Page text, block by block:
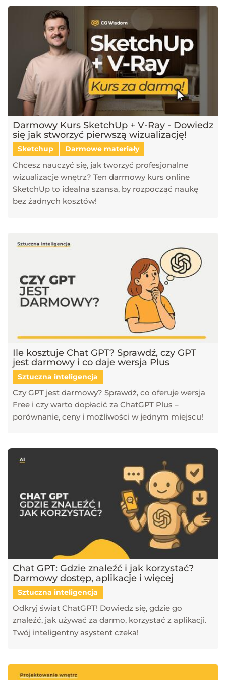
Darmowy Kurs SketchUp + V-Ray - Dowiedz
się jak stworzyć pierwszą wizualizację!
Sketchup Darmowe materiały
Chcesz nauczyć się, jak tworzyć profesjonalne
wizualizacje wnętrz? Ten darmowy kurs online
SketchUp to idealna szansa, by rozpocząć naukę
bez żadnych kosztów!
Ile kosztuje Chat GPT? Sprawdź, czy GPT
jest darmowy i co daje wersja Plus
Sztuczna inteligencja
Czy GPT jest darmowy? Sprawdź, co oferuje wersja
Free i czy warto dopłacić za ChatGPT Plus –
porównanie, ceny i możliwości w jednym miejscu!
Chat GPT: Gdzie znaleźć i jak korzystać?
Darmowy dostęp, aplikacje i więcej
Sztuczna inteligencja
Odkryj świat ChatGPT! Dowiedz się, gdzie go
znaleźć, jak używać za darmo, korzystać z aplikacji.
Twój inteligentny asystent czeka!